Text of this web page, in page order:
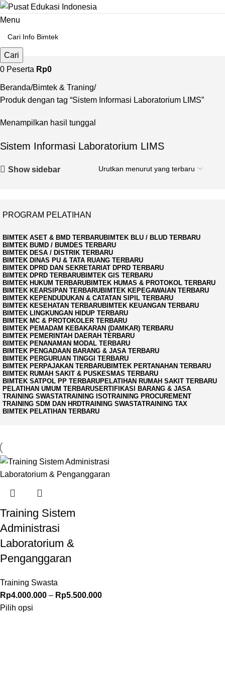
Menu
Cari
0 Peserta Rp0
Beranda Bimtek & Traning
Produk dengan tag “Sistem Informasi Laboratorium LIMS”
Menampilkan hasil tunggal
Sistem Informasi Laboratorium LIMS
Show sidebar
PROGRAM PELATIHAN
BIMTEK ASET & BMD TERBARUBIMTEK BLU / BLUD TERBARU
BIMTEK BUMD / BUMDES TERBARU
BIMTEK DESA / DISTRIK TERBARU
BIMTEK DINAS PU & TATA RUANG TERBARU
BIMTEK DPRD DAN SEKRETARIAT DPRD TERBARU
BIMTEK DPRD TERBARUBIMTEK GIS TERBARU
BIMTEK HUKUM TERBARUBIMTEK HUMAS & PROTOKOL TERBARU
BIMTEK KEARSIPAN TERBARUBIMTEK KEPEGAWAIAN TERBARU
BIMTEK KEPENDUDUKAN & CATATAN SIPIL TERBARU
BIMTEK KESEHATAN TERBARUBIMTEK KEUANGAN TERBARU
BIMTEK LINGKUNGAN HIDUP TERBARU
BIMTEK MC & PROTOKOLER TERBARU
BIMTEK PEMADAM KEBAKARAN (DAMKAR) TERBARU
BIMTEK PEMERINTAH DAERAH TERBARU
BIMTEK PENANAMAN MODAL TERBARU
BIMTEK PENGADAAN BARANG & JASA TERBARU
BIMTEK PERGURUAN TINGGI TERBARU
BIMTEK PERPAJAKAN TERBARUBIMTEK PERTANAHAN TERBARU
BIMTEK RUMAH SAKIT & PUSKESMAS TERBARU
BIMTEK SATPOL PP TERBARUPELATIHAN RUMAH SAKIT TERBARU
PELATIHAN UMUM TERBARUSERTIFIKASI BARANG & JASA
TRAINING SWASTATRAINING ISOTRAINING PROCUREMENT
TRAINING SDM DAN HRDTRAINING SWASTATRAINING TAX
BIMTEK PELATIHAN TERBARU
Training Sistem
Administrasi
Laboratorium &
Penganggaran
Training Swasta
Rp4.000.000 – Rp5.500.000
Pilih opsi